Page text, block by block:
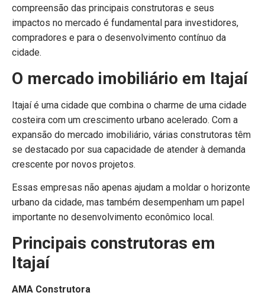
compreensão das principais construtoras e seus
impactos no mercado é fundamental para investidores,
compradores e para o desenvolvimento contínuo da
cidade.
O mercado imobiliário em Itajaí
Itajaí é uma cidade que combina o charme de uma cidade
costeira com um crescimento urbano acelerado. Com a
expansão do mercado imobiliário, várias construtoras têm
se destacado por sua capacidade de atender à demanda
crescente por novos projetos.
Essas empresas não apenas ajudam a moldar o horizonte
urbano da cidade, mas também desempenham um papel
importante no desenvolvimento econômico local.
Principais construtoras em
Itajaí
AMA Construtora